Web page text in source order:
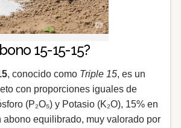
15-15-15?
, conocido como Triple 15, es un
con proporciones iguales de
(P₂O₅) y Potasio (K₂O), 15% en
abono equilibrado, muy valorado por